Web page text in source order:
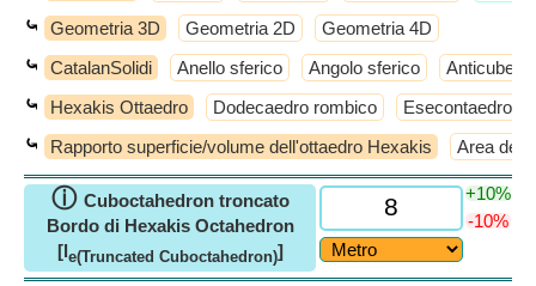
⤿ Geometria 3D Geometria 2D Geometria 4D
⤿ CatalanSolidi Anello sferico Angolo sferico Anticube
⤿ Hexakis Ottaedro Dodecaedro rombico Esecontaedro
⤿ Rapporto superficie/volume dell'ottaedro Hexakis Area
ⓘ Cuboctahedron troncato
Bordo di Hexakis Octahedron
[le(Truncated Cuboctahedron)]
+10%
-10%